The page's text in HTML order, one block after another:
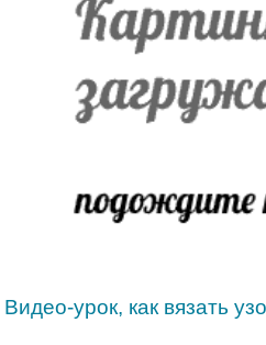
Видео-урок, как вязать